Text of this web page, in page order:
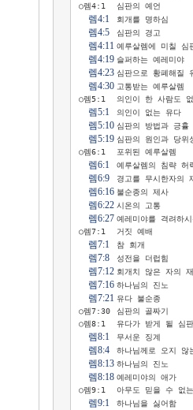
○렘4:1 	심판의 예언
렘4:1
렘4:5 심판의 경고
렘4:11
렘4:19
	슬퍼하는 예레미야
렘4:23
	심판으로 황폐해질 유다 예언
렘4:30
	고통받는 예루살렘
○렘5:1 	의인이 한 사람도 없음
렘5:1
렘5:10
	심판의 방법과 긍휼
렘5:19
	심판의 원인과 당위성
○렘6:1 	포위된 예루살렘
렘6:1
렘6:9 경고를 무시한자의 재난
렘6:16
	불순종의 제사
렘6:22
	시온의 고통
렘6:27
○렘7:1 	거짓 예배
렘7:1
렘7:8 성전을 더럽힘
렘7:12
	회개치 않은 자의 재앙
렘7:16
	하나님의 진노
렘7:21
○렘7:30	심판의 골짜기
○렘8:1 	유다가 받게 될 심판
렘8:1
렘8:4 하나님께로 오지 않는 유다
렘8:13
	하나님의 진노
렘8:18
	예레미야의 애가
○렘9:1 	아무도 믿을 수 없는 세상
렘9:1